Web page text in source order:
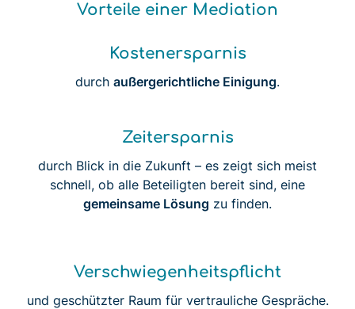
Vorteile einer Mediation
Kostenersparnis
durch außergerichtliche Einigung.
Zeitersparnis
durch Blick in die Zukunft – es zeigt sich meist
schnell, ob alle Beteiligten bereit sind, eine
gemeinsame Lösung zu finden.
Verschwiegenheitspflicht
und geschützter Raum für vertrauliche Gespräche.